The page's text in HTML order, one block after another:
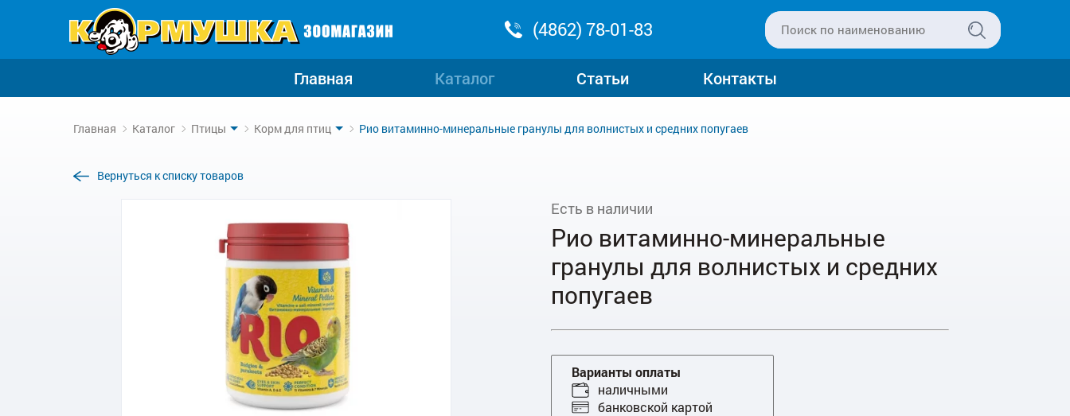
(4862) 78-01-83
Главная Каталог Статьи Контакты
Главная Каталог Птицы Корм для птиц Рио витаминно-минеральные гранулы для волнистых и средних попугаев
Вернуться к списку товаров
Есть в наличии
Рио витаминно-минеральные
гранулы для волнистых и средних
попугаев
Варианты оплаты
наличными
банковской картой